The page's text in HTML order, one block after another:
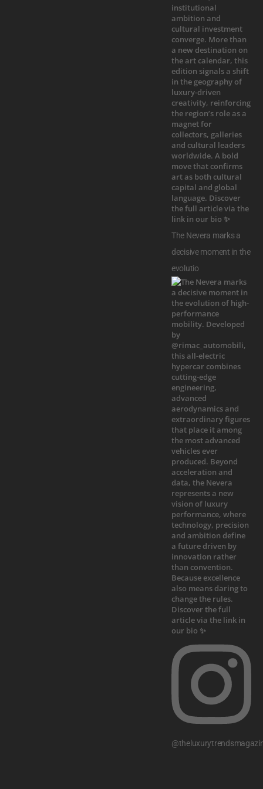
The Nevera marks a
decisive moment in the
evolutio